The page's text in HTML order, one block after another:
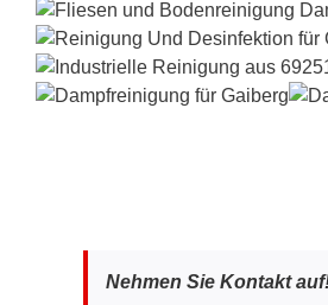
Nehmen Sie Kontakt